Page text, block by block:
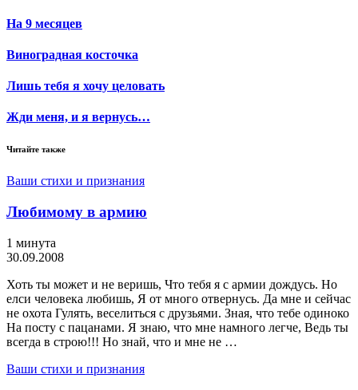
На 9 месяцев
Виноградная косточка
Лишь тебя я хочу целовать
Жди меня, и я вернусь…
Читайте также
Ваши стихи и признания
Любимому в армию
1 минута
30.09.2008
Хоть ты может и не веришь, Что тебя я с армии дождусь. Но
елси человека любишь, Я от много отвернусь. Да мне и сейчас
не охота Гулять, веселиться с друзьями. Зная, что тебе одиноко
На посту с пацанами. Я знаю, что мне намного легче, Ведь ты
всегда в строю!!! Но знай, что и мне не …
Ваши стихи и признания